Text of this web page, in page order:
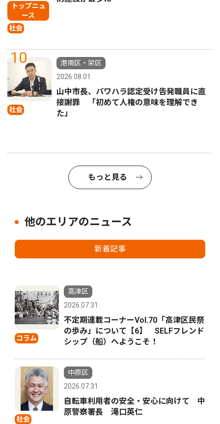
トップニュ
ース
社会
10
社会
港南区・栄区
2026.08.01
山中市長、パワハラ認定受け告発職員に直
接謝罪 「初めて人権の意味を理解でき
た」
もっと見る
他のエリアのニュース
新着記事
コラム
高津区
2026.07.31
不定期連載コーナーVol.70「高津区民祭
の歩み」について【6】 SELFフレンド
シップ（船）へようこそ！
社会
中原区
2026.07.31
自転車利用者の安全・安心に向けて 中
原警察署長 滝口英仁